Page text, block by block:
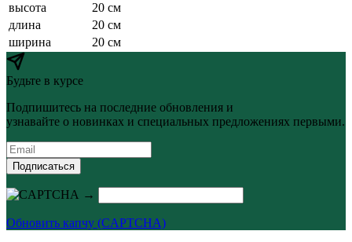
высота
20 см
длина
20 см
ширина
20 см
Будьте в курсе
Подпишитесь на последние обновления и
узнавайте о новинках и специальных предложениях первыми.
Подписаться
→
Обновить капчу (CAPTCHA)